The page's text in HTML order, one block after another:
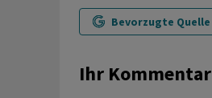
Bevorzugte Quelle
Ihr Kommentar